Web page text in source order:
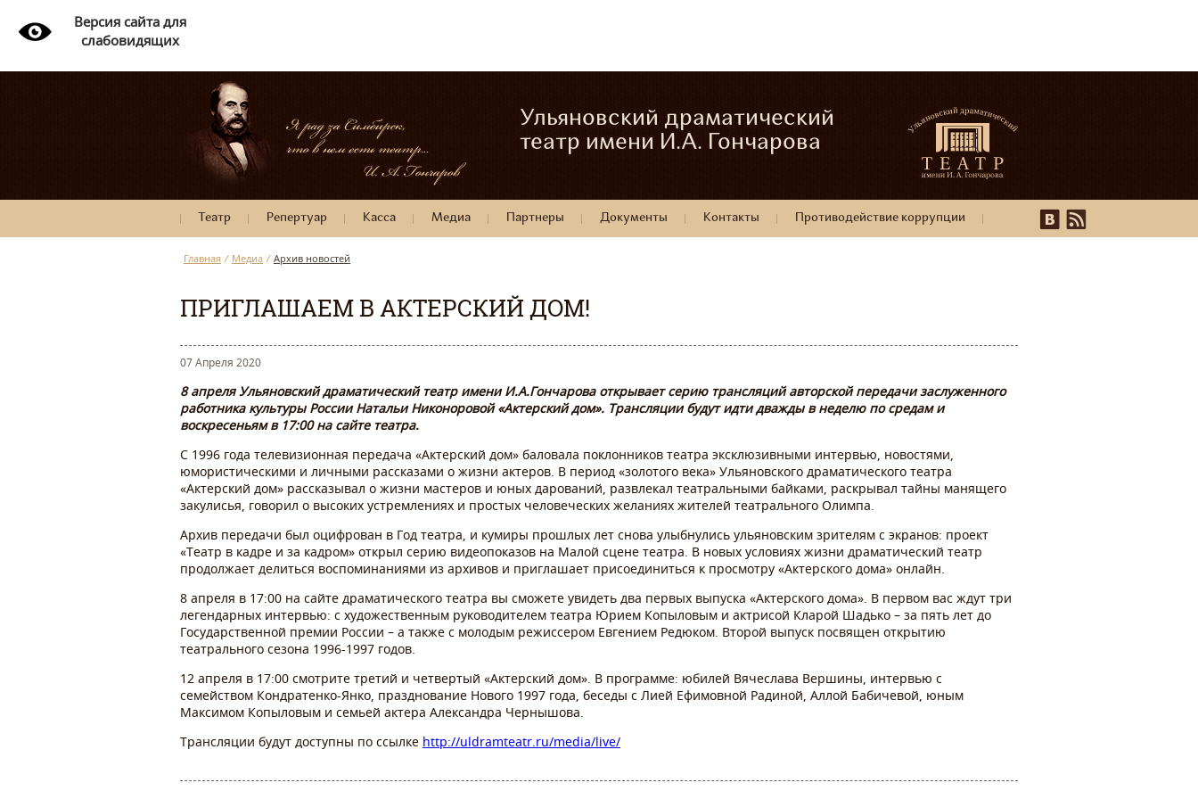
Версия сайта для
слабовидящих
Ульяновский драматический
театр имени И.А. Гончарова
Театр Репертуар Касса Медиа Партнеры Документы Контакты Противодействие коррупции
Главная / Медиа / Архив новостей
ПРИГЛАШАЕМ В АКТЕРСКИЙ ДОМ!
07 Апреля 2020
8 апреля Ульяновский драматический театр имени И.А.Гончарова открывает серию трансляций авторской передачи заслуженного
работника культуры России Натальи Никоноровой «Актерский дом». Трансляции будут идти дважды в неделю по средам и
воскресеньям в 17:00 на сайте театра.
С 1996 года телевизионная передача «Актерский дом» баловала поклонников театра эксклюзивными интервью, новостями,
юмористическими и личными рассказами о жизни актеров. В период «золотого века» Ульяновского драматического театра
«Актерский дом» рассказывал о жизни мастеров и юных дарований, развлекал театральными байками, раскрывал тайны манящего
закулисья, говорил о высоких устремлениях и простых человеческих желаниях жителей театрального Олимпа.
Архив передачи был оцифрован в Год театра, и кумиры прошлых лет снова улыбнулись ульяновским зрителям с экранов: проект
«Театр в кадре и за кадром» открыл серию видеопоказов на Малой сцене театра. В новых условиях жизни драматический театр
продолжает делиться воспоминаниями из архивов и приглашает присоединиться к просмотру «Актерского дома» онлайн.
8 апреля в 17:00 на сайте драматического театра вы сможете увидеть два первых выпуска «Актерского дома». В первом вас ждут три
легендарных интервью: с художественным руководителем театра Юрием Копыловым и актрисой Кларой Шадько – за пять лет до
Государственной премии России – а также с молодым режиссером Евгением Редюком. Второй выпуск посвящен открытию
театрального сезона 1996-1997 годов.
12 апреля в 17:00 смотрите третий и четвертый «Актерский дом». В программе: юбилей Вячеслава Вершины, интервью с
семейством Кондратенко-Янко, празднование Нового 1997 года, беседы с Лией Ефимовной Радиной, Аллой Бабичевой, юным
Максимом Копыловым и семьей актера Александра Чернышова.
Трансляции будут доступны по ссылке http://uldramteatr.ru/media/live/